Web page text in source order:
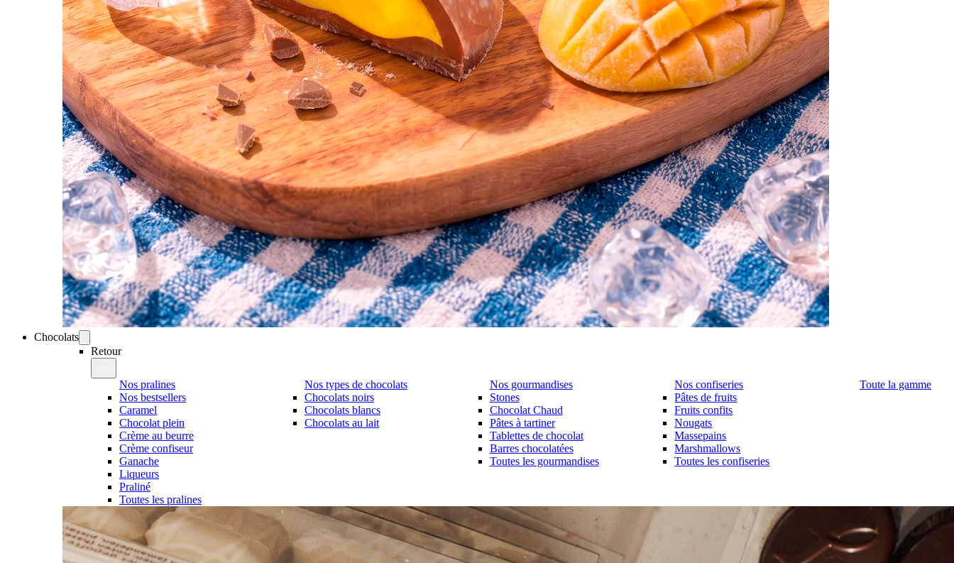
Chocolats
Retour
Nos pralines
Nos bestsellers
Caramel
Chocolat plein
Crème au beurre
Crème confiseur
Ganache
Liqueurs
Praliné
Toutes les pralines
Nos types de chocolats
Chocolats noirs
Chocolats blancs
Chocolats au lait
Nos gourmandises
Stones
Chocolat Chaud
Pâtes à tartiner
Tablettes de chocolat
Barres chocolatées
Toutes les gourmandises
Nos confiseries
Pâtes de fruits
Fruits confits
Nougats
Massepains
Marshmallows
Toutes les confiseries
Toute la gamme